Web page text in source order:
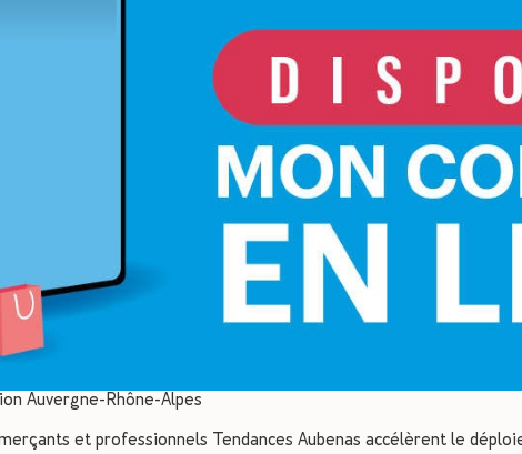
Auvergne-Rhône-Alpes
et professionnels Tendances Aubenas accélèrent le